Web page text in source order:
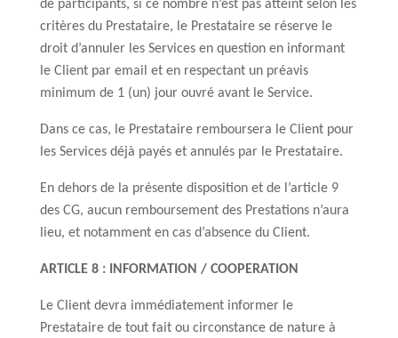
de participants, si ce nombre n’est pas atteint selon les
critères du Prestataire, le Prestataire se réserve le
droit d’annuler les Services en question en informant
le Client par email et en respectant un préavis
minimum de 1 (un) jour ouvré avant le Service.
Dans ce cas, le Prestataire remboursera le Client pour
les Services déjà payés et annulés par le Prestataire.
En dehors de la présente disposition et de l’article 9
des CG, aucun remboursement des Prestations n’aura
lieu, et notamment en cas d’absence du Client.
ARTICLE 8 : INFORMATION / COOPERATION
Le Client devra immédiatement informer le
Prestataire de tout fait ou circonstance de nature à